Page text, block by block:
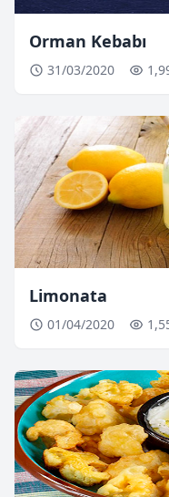
Orman Kebabı
31/03/2020
Limonata
01/04/2020